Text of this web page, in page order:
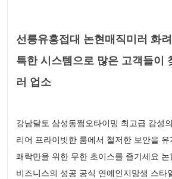
선릉유흥접대 논현매직미러 화
특한 시스템으로 많은 고객들이
러 업소
강남달토 삼성동쩜오타이밍 최고급 감성
리어 프라이빗한 룸에서 철저한 보안을
쾌락만을 위한 무한 초이스를 즐기세요
비즈니스의 성공 공식 연예인지망생 스타